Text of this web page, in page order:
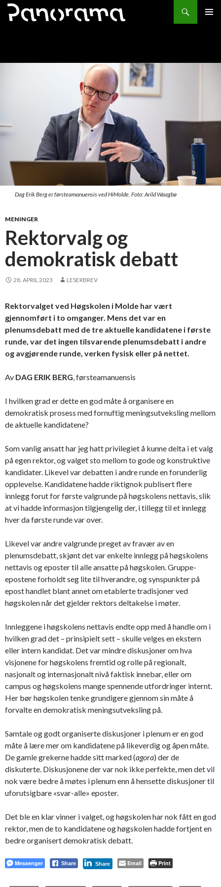
Søk
HOPP
Dag Erik Berg er førsteamanuensis ved HiMolde. Foto: Arild Waagbø
MENINGER
Rektorvalg og
demokratisk debatt
28. APRIL 2023 LESERBREV
Rektorvalget ved Høgskolen i Molde har vært
gjennomført i to omganger. Mens det var en
plenumsdebatt med de tre aktuelle kandidatene i første
runde, var det ingen tilsvarende plenumsdebatt i andre
og avgjørende runde, verken fysisk eller på nettet.
Av DAG ERIK BERG, førsteamanuensis
I hvilken grad er dette en god måte å organisere en
demokratisk prosess med fornuftig meningsutveksling mellom
de aktuelle kandidatene?
Som vanlig ansatt har jeg hatt privilegiet å kunne delta i et valg
på egen rektor, og valget sto mellom to gode og konstruktive
kandidater. Likevel var debatten i andre runde en forunderlig
opplevelse. Kandidatene hadde riktignok publisert flere
innlegg forut for første valgrunde på høgskolens nettavis, slik
at vi hadde informasjon tilgjengelig der, i tillegg til et innlegg
hver da første runde var over.
Likevel var andre valgrunde preget av fravær av en
plenumsdebatt, skjønt det var enkelte innlegg på høgskolens
nettavis og eposter til alle ansatte på høgskolen. Gruppe-
epostene forholdt seg lite til hverandre, og synspunkter på
epost handlet blant annet om etablerte tradisjoner ved
høgskolen når det gjelder rektors deltakelse i møter.
Innleggene i høgskolens nettavis endte opp med å handle om i
hvilken grad det – prinsipielt sett – skulle velges en ekstern
eller intern kandidat. Det var mindre diskusjoner om hva
visjonene for høgskolens fremtid og rolle på regionalt,
nasjonalt og internasjonalt nivå faktisk innebar, eller om
campus og høgskolens mange spennende utfordringer internt.
Her bør høgskolen tenke grundigere gjennom sin måte å
forvalte en demokratisk meningsutveksling på.
Samtale og godt organiserte diskusjoner i plenum er en god
måte å lære mer om kandidatene på likeverdig og åpen måte.
De gamle grekerne hadde sitt marked (agora) der de
diskuterte. Diskusjonene der var nok ikke perfekte, men det vil
nok være bedre å møtes i plenum enn å hensette diskusjoner til
uforutsigbare «svar-alle» eposter.
Det ble en klar vinner i valget, og høgskolen har nok fått en god
rektor, men de to kandidatene og høgskolen hadde fortjent en
bedre organisert demokratisk debatt.
Messenger Share Share Email Print